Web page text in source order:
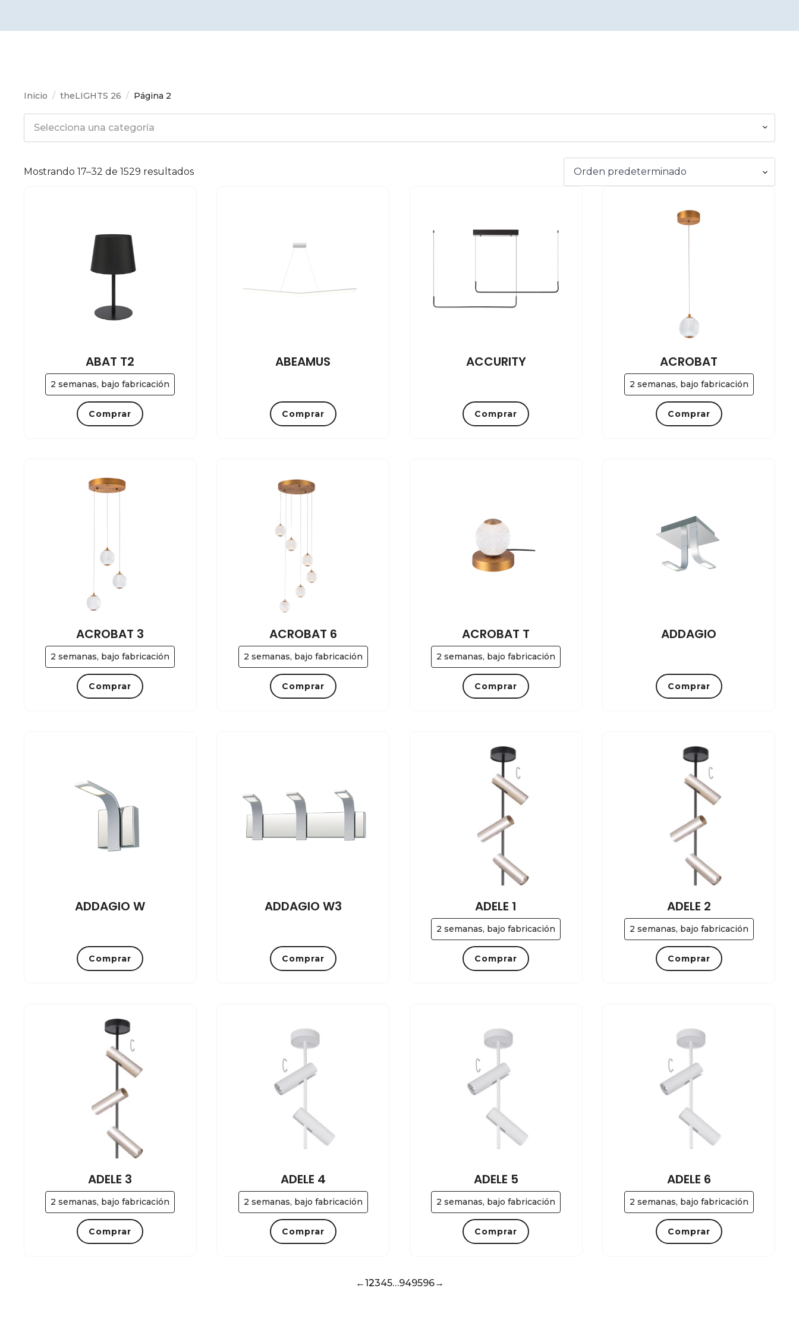
Inicio theLIGHTS 26 Página 2
Selecciona una categoría
Mostrando 17–32 de 1529 resultados
2 semanas, bajo fabricación
ABAT T2
Comprar
ABEAMUS
Comprar
ACCURITY
Comprar
2 semanas, bajo fabricación
ACROBAT
Comprar
2 semanas, bajo fabricación
ACROBAT 3
Comprar
2 semanas, bajo fabricación
ACROBAT 6
Comprar
2 semanas, bajo fabricación
ACROBAT T
Comprar
ADDAGIO
Comprar
ADDAGIO W
Comprar
ADDAGIO W3
Comprar
2 semanas, bajo fabricación
ADELE 1
Comprar
2 semanas, bajo fabricación
ADELE 2
Comprar
2 semanas, bajo fabricación
ADELE 3
Comprar
2 semanas, bajo fabricación
ADELE 4
Comprar
2 semanas, bajo fabricación
ADELE 5
Comprar
2 semanas, bajo fabricación
ADELE 6
Comprar
←12345…949596→